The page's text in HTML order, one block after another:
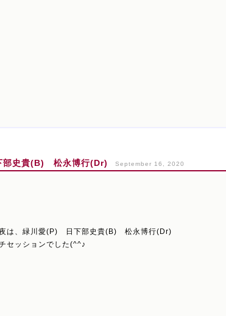
部史貴(B) 松永博行(Dr) September 16, 2020
は、緑川愛(P) 日下部史貴(B) 松永博行(Dr)
セッションでした(^^♪